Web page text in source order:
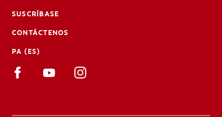
SUSCRÍBASE
CONTÁCTENOS
PA (ES)